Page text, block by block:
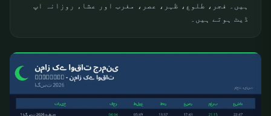
ہیں۔ فجر، طلوع، ظہر، عصر، مغرب اور عشاء روزانہ اپ
ڈیٹ ہوتے ہیں۔